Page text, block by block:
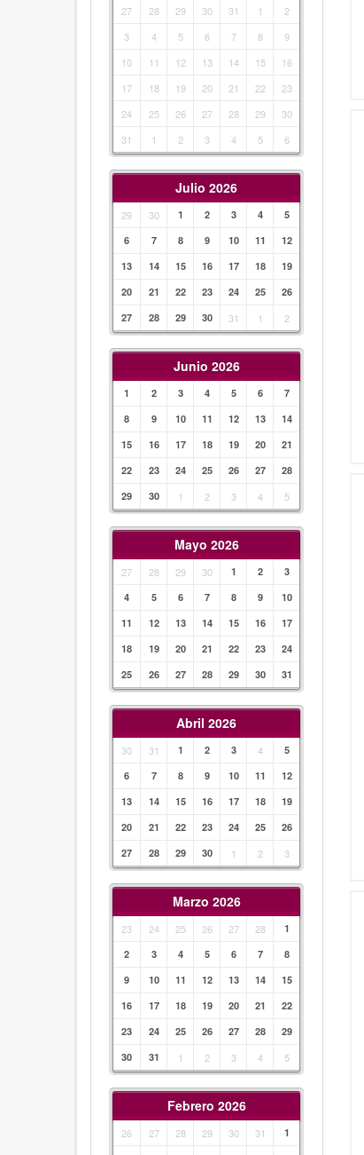
27 28 29 30 31 1
2
3
4 5 6 7 8
9
10
11 12 13 14 15
16
17
18 19 20 21 22
23
24
25 26 27 28 29
30
31
1 2 3 4 5 6
Julio 2026
29 30 1 2 3 4
5
6
7 8 9 10 11
12
13
14 15 16 17 18
19
20
21 22 23 24 25
26
27
28 29 30 31 1 2
Junio 2026
1 2 3 4 5 6
7
8
9 10 11 12 13
14
15
16 17 18 19 20
21
22
23 24 25 26 27
28
29
30 1 2 3 4 5
Mayo 2026
27 28 29 30 1 2
3
4
5 6 7 8 9
10
11
12 13 14 15 16
17
18
19 20 21 22 23
24
25
26 27 28 29 30 31
Abril 2026
30 31 1 2 3 4
5
6
7 8 9 10 11
12
13
14 15 16 17 18
19
20
21 22 23 24 25
26
27
28 29 30 1 2 3
Marzo 2026
23 24 25 26 27 28
1
2
3 4 5 6 7
8
9
10 11 12 13 14
15
16
17 18 19 20 21
22
23
24 25 26 27 28
29
30
31 1 2 3 4 5
Febrero 2026
26 27 28 29 30 31
1